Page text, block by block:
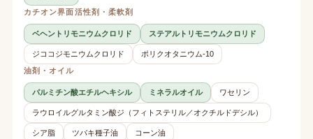
カチオン界面活性剤・柔軟剤
ベヘントリモニウムクロリド ステアルトリモニウムクロリド
ジココジモニウムクロリド
ポリクオタニウム-10
油剤・オイル
パルミチン酸エチルヘキシル ミネラルオイル ワセリン
ラウロイルグルタミン酸ジ（フィトステリル／オクチルドデシル）
シア脂 ツバキ種子油
コーン油